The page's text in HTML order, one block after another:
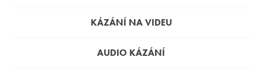
KÁZÁNÍ NA VIDEU
AUDIO KÁZÁNÍ